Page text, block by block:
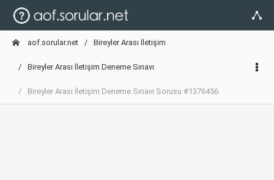
aof.sorular.net Bireyler Arası İletişim
Bireyler Arası İletişim Deneme Sınavı
Bireyler Arası İletişim Deneme Sınavı Sorusu #1376456